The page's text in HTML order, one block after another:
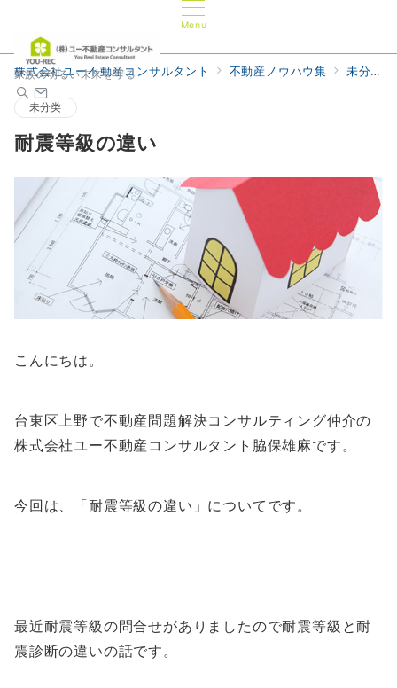
Menu
家族の明るい未来を守る
株式会社ユー不動産コンサルタント 不動産ノウハウ集 未分类
未分类
耐震等級の違い
こんにちは。
台東区上野で不動産問題解決コンサルティング仲介の
株式会社ユー不動産コンサルタント脇保雄麻です。
今回は、「耐震等級の違い」についてです。
最近耐震等級の問合せがありましたので耐震等級と耐
震診断の違いの話です。